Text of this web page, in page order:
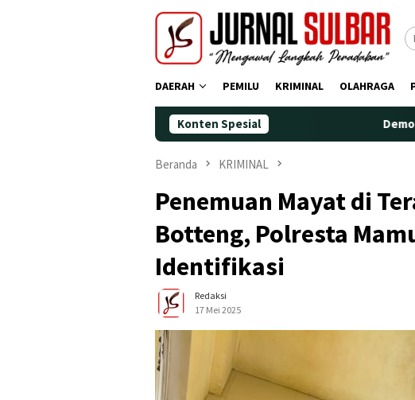
DAERAH PEMILU KRIMINAL OLAHRAGA
Konten Spesial Demokrat Polman
Beranda KRIMINAL
Penemuan Mayat di
Botteng, Polresta
Identifikasi
Redaksi
17 Mei 2025